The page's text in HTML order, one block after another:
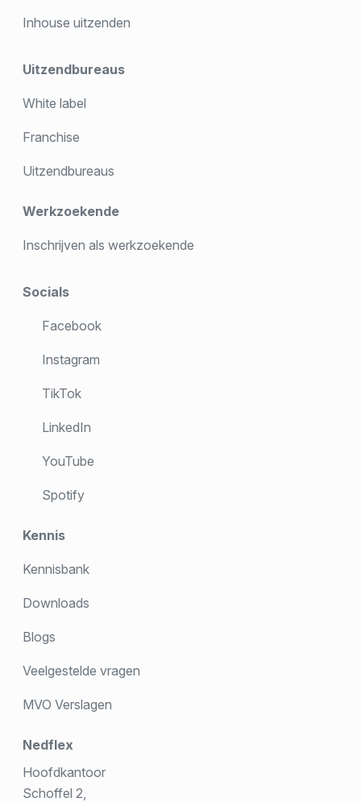
Inhouse uitzenden
Uitzendbureaus
White label
Franchise
Uitzendbureaus
Werkzoekende
Inschrijven als werkzoekende
Socials
Facebook
Instagram
TikTok
LinkedIn
YouTube
Spotify
Kennis
Kennisbank
Downloads
Blogs
Veelgestelde vragen
MVO Verslagen
Nedflex
Hoofdkantoor
Schoffel 2,